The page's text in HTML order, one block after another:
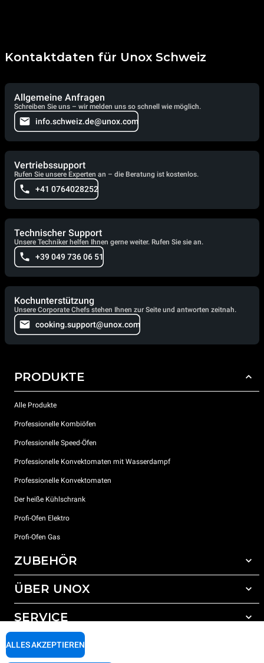
Kontaktdaten für Unox Schweiz
Allgemeine Anfragen
Schreiben Sie uns – wir melden uns so schnell wie möglich.
info.schweiz.de@unox.com
Vertriebssupport
Rufen Sie unsere Experten an – die Beratung ist kostenlos.
+41 0764028252
Technischer Support
Unsere Techniker helfen Ihnen gerne weiter. Rufen Sie sie an.
+39 049 736 06 51
Kochunterstützung
Unsere Corporate Chefs stehen Ihnen zur Seite und antworten zeitnah.
cooking.support@unox.com
PRODUKTE
Alle Produkte
Professionelle Kombiöfen
Professionelle Speed-Öfen
Professionelle Konvektomaten mit Wasserdampf
Professionelle Konvektomaten
Der heiße Kühlschrank
Profi-Ofen Elektro
Profi-Ofen Gas
ZUBEHÖR
Gesamtes Zubehör
Wasseraufbereitung mit Kunstharzfiltern
ÜBER UNOX
Unsere Standorte weltweit
SERVICE
Unox garantie
ALLES AKZEPTIEREN